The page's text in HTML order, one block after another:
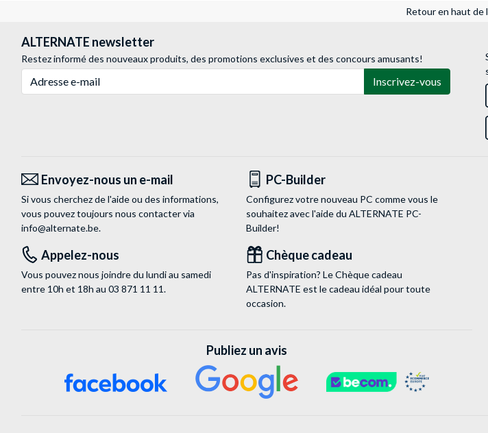
Retour en haut de
ALTERNATE newsletter
Restez informé des nouveaux produits, des promotions exclusives et des concours amusants!
Inscrivez-vous
Envoyez-nous un e-mail
Si vous cherchez de l'aide ou des informations,
vous pouvez toujours nous contacter via
info@alternate.be.
PC-Builder
Configurez votre nouveau PC comme vous le
souhaitez avec l'aide du ALTERNATE PC-
Builder!
Appelez-nous
Vous pouvez nous joindre du lundi au samedi
entre 10h et 18h au 03 871 11 11.
Chèque cadeau
Pas d'inspiration? Le Chèque cadeau
ALTERNATE est le cadeau idéal pour toute
occasion.
Publiez un avis